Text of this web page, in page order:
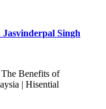
Jasvinderpal Singh